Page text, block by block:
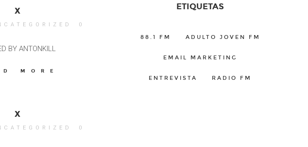
X
0
BY ANTONKILL
MORE
X
0
ETIQUETAS
88.1 FM ADULTO JOVEN FM
EMAIL MARKETING
ENTREVISTA RADIO FM